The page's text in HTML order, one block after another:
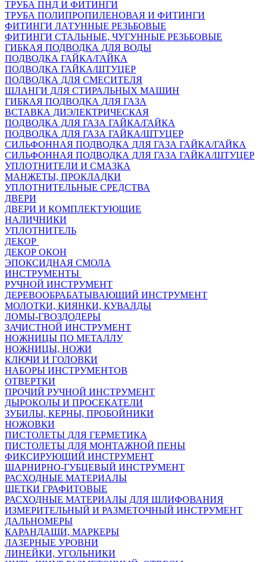
ТРУБА ПНД И ФИТИНГИ
ТРУБА ПОЛИПРОПИЛЕНОВАЯ И ФИТИНГИ
ФИТИНГИ ЛАТУННЫЕ РЕЗЬБОВЫЕ
ФИТИНГИ СТАЛЬНЫЕ, ЧУГУННЫЕ РЕЗЬБОВЫЕ
ГИБКАЯ ПОДВОДКА ДЛЯ ВОДЫ
ПОДВОДКА ГАЙКА/ГАЙКА
ПОДВОДКА ГАЙКА/ШТУЦЕР
ПОДВОДКА ДЛЯ СМЕСИТЕЛЯ
ШЛАНГИ ДЛЯ СТИРАЛЬНЫХ МАШИН
ГИБКАЯ ПОДВОДКА ДЛЯ ГАЗА
ВСТАВКА ДИЭЛЕКТРИЧЕСКАЯ
ПОДВОДКА ДЛЯ ГАЗА ГАЙКА/ГАЙКА
ПОДВОДКА ДЛЯ ГАЗА ГАЙКА/ШТУЦЕР
СИЛЬФОННАЯ ПОДВОДКА ДЛЯ ГАЗА ГАЙКА/ГАЙКА
СИЛЬФОННАЯ ПОДВОДКА ДЛЯ ГАЗА ГАЙКА/ШТУЦЕР
УПЛОТНИТЕЛИ И СМАЗКА
МАНЖЕТЫ, ПРОКЛАДКИ
УПЛОТНИТЕЛЬНЫЕ СРЕДСТВА
ДВЕРИ
ДВЕРИ И КОМПЛЕКТУЮЩИЕ
НАЛИЧНИКИ
УПЛОТНИТЕЛЬ
ДЕКОР
ДЕКОР ОКОН
ЭПОКСИДНАЯ СМОЛА
ИНСТРУМЕНТЫ
РУЧНОЙ ИНСТРУМЕНТ
ДЕРЕВООБРАБАТЫВАЮЩИЙ ИНСТРУМЕНТ
МОЛОТКИ, КИЯНКИ, КУВАЛДЫ
ЛОМЫ-ГВОЗДОДЕРЫ
ЗАЧИСТНОЙ ИНСТРУМЕНТ
НОЖНИЦЫ ПО МЕТАЛЛУ
НОЖНИЦЫ, НОЖИ
КЛЮЧИ И ГОЛОВКИ
НАБОРЫ ИНСТРУМЕНТОВ
ОТВЕРТКИ
ПРОЧИЙ РУЧНОЙ ИНСТРУМЕНТ
ДЫРОКОЛЫ И ПРОСЕКАТЕЛИ
ЗУБИЛЫ, КЕРНЫ, ПРОБОЙНИКИ
НОЖОВКИ
ПИСТОЛЕТЫ ДЛЯ ГЕРМЕТИКА
ПИСТОЛЕТЫ ДЛЯ МОНТАЖНОЙ ПЕНЫ
ФИКСИРУЮЩИЙ ИНСТРУМЕНТ
ШАРНИРНО-ГУБЦЕВЫЙ ИНСТРУМЕНТ
РАСХОДНЫЕ МАТЕРИАЛЫ
ЩЕТКИ ГРАФИТОВЫЕ
РАСХОДНЫЕ МАТЕРИАЛЫ ДЛЯ ШЛИФОВАНИЯ
ИЗМЕРИТЕЛЬНЫЙ И РАЗМЕТОЧНЫЙ ИНСТРУМЕНТ
ДАЛЬНОМЕРЫ
КАРАНДАШИ, МАРКЕРЫ
ЛАЗЕРНЫЕ УРОВНИ
ЛИНЕЙКИ, УГОЛЬНИКИ